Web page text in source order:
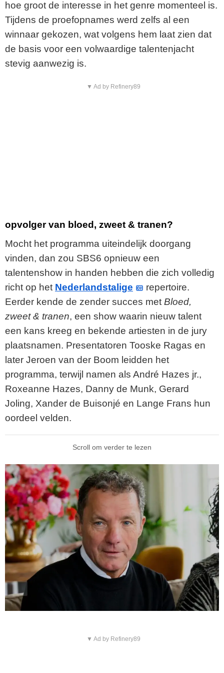
hoe groot de interesse in het genre momenteel is.
Tijdens de proefopnames werd zelfs al een
winnaar gekozen, wat volgens hem laat zien dat
de basis voor een volwaardige talentenjacht
stevig aanwezig is.
▼ Ad by Refinery89
opvolger van bloed, zweet & tranen?
Mocht het programma uiteindelijk doorgang
vinden, dan zou SBS6 opnieuw een
talentenshow in handen hebben die zich volledig
richt op het Nederlandstalige
repertoire.
Eerder kende de zender succes met Bloed,
zweet & tranen, een show waarin nieuw talent
een kans kreeg en bekende artiesten in de jury
plaatsnamen. Presentatoren Tooske Ragas en
later Jeroen van der Boom leidden het
programma, terwijl namen als André Hazes jr.,
Roxeanne Hazes, Danny de Munk, Gerard
Joling, Xander de Buisonjé en Lange Frans hun
oordeel velden.
Scroll om verder te lezen
▼ Ad by Refinery89